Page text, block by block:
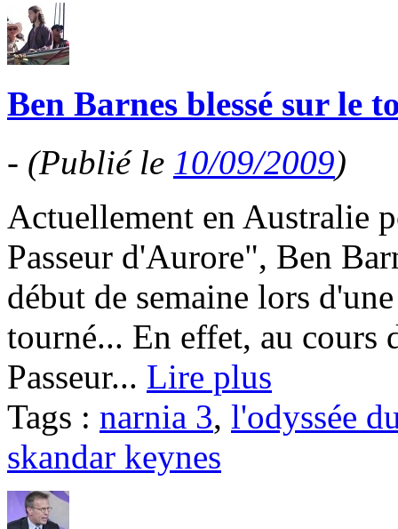
Ben Barnes blessé sur le
- (Publié le 10/09/2009)
Actuellement en Australie
Passeur d'Aurore", Ben
début de semaine lors
tourné... En effet, au cours
Passeur... Lire plus
Tags : narnia 3, l'odyssée
skandar keynes